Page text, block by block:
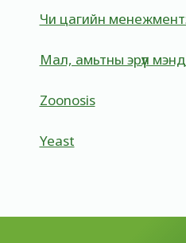
Чи цагийн менежментээ
Мал, амьтны эрүүл
Zoonosis
Yeast